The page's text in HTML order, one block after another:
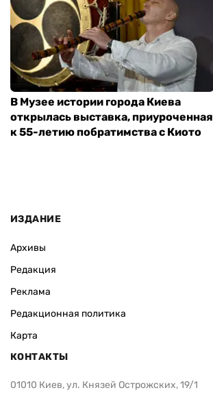
В Музее истории города Киева
открылась выставка, приуроченная
к 55-летию побратимства с Киото
ИЗДАНИЕ
Архивы
Редакция
Реклама
Редакционная политика
Карта
КОНТАКТЫ
01010 Киев, ул. Князей Острожских, 19/1